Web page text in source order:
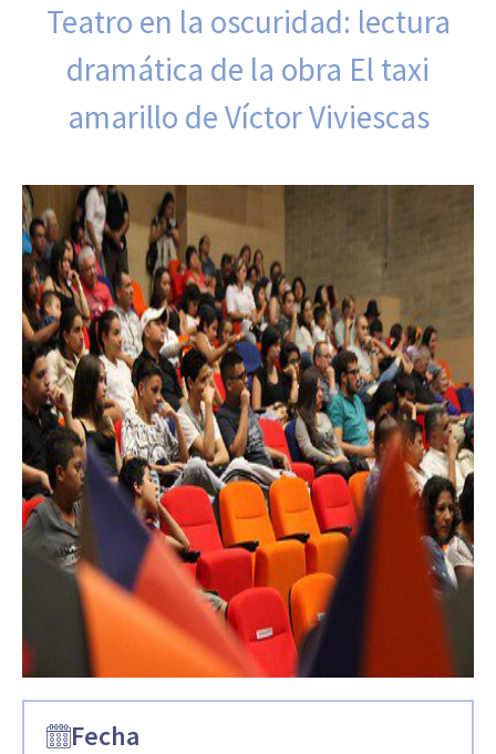
Teatro en la oscuridad: lectura
dramática de la obra El taxi
amarillo de Víctor Viviescas
Fecha